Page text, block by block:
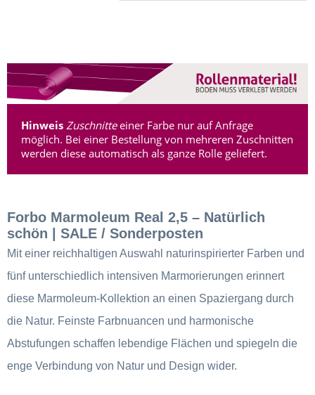
Hinweis Zuschnitteeiner Farbe nur auf Anfrage
möglich. Bei einer Bestellung von mehreren Zuschnitten
werden diese automatisch als ganze Rolle geliefert.
Forbo Marmoleum Real 2,5 – Natürlich
schön | SALE / Sonderposten
Mit einer reichhaltigen Auswahl naturinspirierter Farben und
fünf unterschiedlich intensiven Marmorierungen erinnert
diese Marmoleum-Kollektion an einen Spaziergang durch
die Natur. Feinste Farbnuancen und harmonische
Abstufungen schaffen lebendige Flächen und spiegeln die
enge Verbindung von Natur und Design wider.